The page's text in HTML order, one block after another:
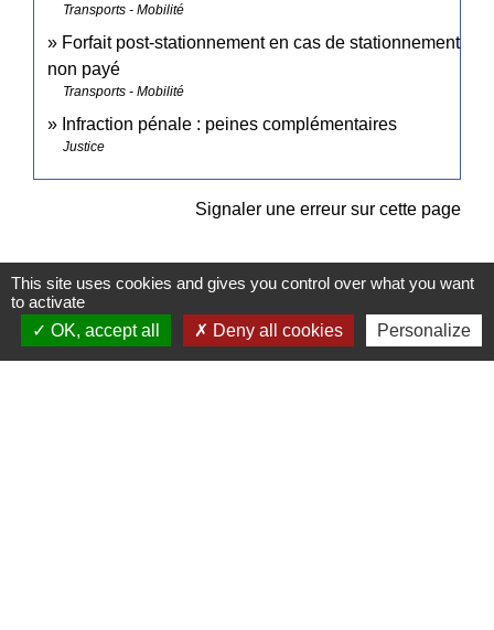
Transports - Mobilité
Forfait post-stationnement en cas de stationnement
non payé
Transports - Mobilité
Infraction pénale : peines complémentaires
Justice
Signaler une erreur sur cette page
This site uses cookies and gives you control over what you want
to activate
OK, accept all
Deny all cookies Personalize